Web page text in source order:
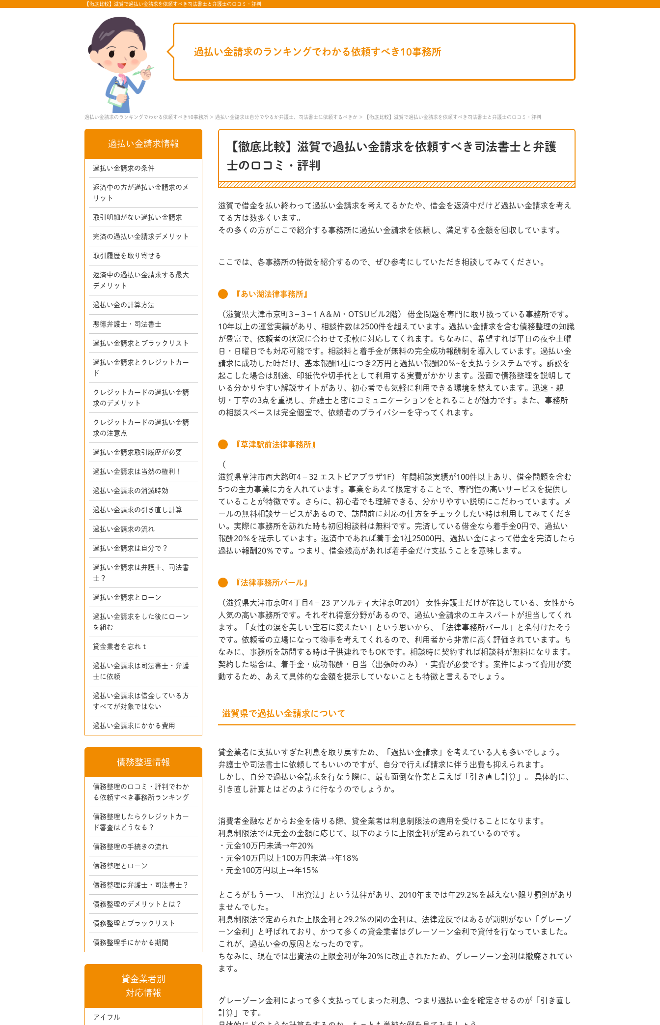
【徹底比較】滋賀で過払い金請求を依頼すべき司法書士と弁護士の口コミ・評判
過払い金請求のランキングでわかる依頼すべき10事務所
過払い金請求のランキングでわかる依頼すべき10事務所 過払い金請求は自分でやるか弁護士、司法書士に依頼するべきか 【徹底比較】滋賀で過払い金請求を依頼すべき司法書士と弁護士の口コミ・評判
【徹底比較】滋賀で過払い金請求を依頼すべき司法書士と弁護
士の口コミ・評判
滋賀で借金を払い終わって過払い金請求を考えてるかたや、借金を返済中だけど過払い金請求を考え
てる方は数多くいます。
その多くの方がここで紹介する事務所に過払い金請求を依頼し、満足する金額を回収しています。
ここでは、各事務所の特徴を紹介するので、ぜひ参考にしていただき相談してみてください。
『あい湖法律事務所』
（滋賀県大津市京町3－3－1 A＆M・OTSUビル2階） 借金問題を専門に取り扱っている事務所です。
10年以上の運営実績があり、相談件数は2500件を超えています。過払い金請求を含む債務整理の知識
が豊富で、依頼者の状況に合わせて柔軟に対応してくれます。ちなみに、希望すれば平日の夜や土曜
日・日曜日でも対応可能です。相談料と着手金が無料の完全成功報酬制を導入しています。過払い金
請求に成功した時だけ、基本報酬1社につき2万円と過払い報酬20％~を支払うシステムです。訴訟を
起こした場合は別途、印紙代や切手代として利用する実費がかかります。漫画で債務整理を説明して
いる分かりやすい解説サイトがあり、初心者でも気軽に利用できる環境を整えています。迅速・親
切・丁寧の3点を重視し、弁護士と密にコミュニケーションをとれることが魅力です。また、事務所
の相談スペースは完全個室で、依頼者のプライバシーを守ってくれます。
『草津駅前法律事務所』
（
滋賀県草津市西大路町4－32 エストピアプラザ1F） 年間相談実績が100件以上あり、借金問題を含む
5つの主力事業に力を入れています。事業をあえて限定することで、専門性の高いサービスを提供し
ていることが特徴です。さらに、初心者でも理解できる、分かりやすい説明にこだわっています。メ
ールの無料相談サービスがあるので、訪問前に対応の仕方をチェックしたい時は利用してみてくださ
い。実際に事務所を訪れた時も初回相談料は無料です。完済している借金なら着手金0円で、過払い
報酬20％を提示しています。返済中であれば着手金1社25000円、過払い金によって借金を完済したら
過払い報酬20％です。つまり、借金残高があれば着手金だけ支払うことを意味します。
『法律事務所パール』
（滋賀県大津市京町4丁目4－23 アソルティ大津京町201） 女性弁護士だけが在籍している、女性から
人気の高い事務所です。それぞれ得意分野があるので、過払い金請求のエキスパートが担当してくれ
ます。「女性の涙を美しい宝石に変えたい」という思いから、「法律事務所パール」と名付けたそう
です。依頼者の立場になって物事を考えてくれるので、利用者から非常に高く評価されています。ち
なみに、事務所を訪問する時は子供連れでもOKです。相談時に契約すれば相談料が無料になります。
契約した場合は、着手金・成功報酬・日当（出張時のみ）・実費が必要です。案件によって費用が変
動するため、あえて具体的な金額を提示していないことも特徴と言えるでしょう。
滋賀県で過払い金請求について
貸金業者に支払いすぎた利息を取り戻すため、「過払い金請求」を考えている人も多いでしょう。
弁護士や司法書士に依頼してもいいのですが、自分で行えば請求に伴う出費も抑えられます。
しかし、自分で過払い金請求を行なう際に、最も面倒な作業と言えば「引き直し計算」。 具体的に、
引き直し計算とはどのように行なうのでしょうか。
消費者金融などからお金を借りる際、貸金業者は利息制限法の適用を受けることになります。
利息制限法では元金の金額に応じて、以下のように上限金利が定められているのです。
・元金10万円未満→年20％
・元金10万円以上100万円未満→年18％
・元金100万円以上→年15％
ところがもう一つ、「出資法」という法律があり、2010年までは年29.2％を越えない限り罰則があり
ませんでした。
利息制限法で定められた上限金利と29.2％の間の金利は、法律違反ではあるが罰則がない「グレーゾ
ーン金利」と呼ばれており、かつて多くの貸金業者はグレーソーン金利で貸付を行なっていました。
これが、過払い金の原因となったのです。
ちなみに、現在では出資法の上限金利が年20％に改正されたため、グレーソーン金利は撤廃されてい
ます。
グレーゾーン金利によって多く支払ってしまった利息、つまり過払い金を確定させるのが「引き直し
計算」です。
過払い金請求情報
過払い金請求の条件
返済中の方が過払い金請求のメ
リット
取引明細がない過払い金請求
完済の過払い金請求デメリット
取引履歴を取り寄せる
返済中の過払い金請求する最大
デメリット
過払い金の計算方法
悪徳弁護士・司法書士
過払い金請求とブラックリスト
過払い金請求とクレジットカー
ド
クレジットカードの過払い金請
求のデメリット
クレジットカードの過払い金請
求の注意点
過払い金請求取引履歴が必要
過払い金請求は当然の権利！
過払い金請求の消滅時効
過払い金請求の引き直し計算
過払い金請求の流れ
過払い金請求は自分で？
過払い金請求は弁護士、司法書
士？
過払い金請求とローン
過払い金請求をした後にローン
を組む
貸金業者を忘れｔ
過払い金請求は司法書士・弁護
士に依頼
過払い金請求は借金している方
すべてが対象ではない
過払い金請求にかかる費用
債務整理情報
債務整理の口コミ・評判でわか
る依頼すべき事務所ランキング
債務整理したらクレジットカー
ド審査はどうなる？
債務整理の手続きの流れ
債務整理とローン
債務整理は弁護士・司法書士？
債務整理のデメリットとは？
債務整理とブラックリスト
債務整理手にかかる期間
貸金業者別
対応情報
アイフル